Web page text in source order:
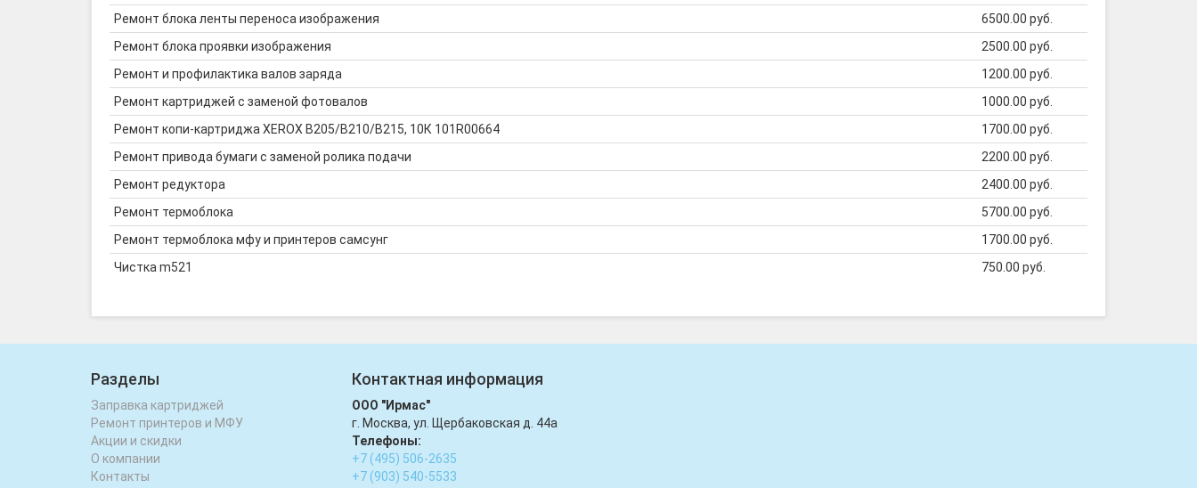
Ремонт блока ленты переноса изображения
6500.00 руб.
Ремонт блока проявки изображения
2500.00 руб.
Ремонт и профилактика валов заряда
1200.00 руб.
Ремонт картриджей с заменой фотовалов
1000.00 руб.
Ремонт копи-картриджа XEROX B205/B210/B215, 10К 101R00664
1700.00 руб.
Ремонт привода бумаги с заменой ролика подачи
2200.00 руб.
Ремонт редуктора
2400.00 руб.
Ремонт термоблока
5700.00 руб.
Ремонт термоблока мфу и принтеров самсунг
1700.00 руб.
Чистка m521
750.00 руб.
Разделы
Заправка картриджей
Ремонт принтеров и МФУ
Акции и скидки
О компании
Контакты
Контактная информация
ООО "Ирмас"
г. Москва, ул. Щербаковская д. 44а
Телефоны:
+7 (495) 506-2635
+7 (903) 540-5533